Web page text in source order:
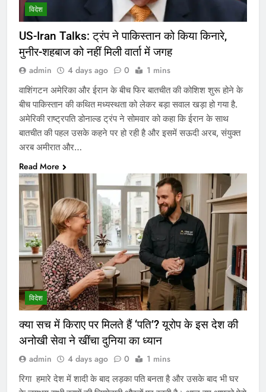
विदेश
US-Iran Talks: ट्रंप ने पाकिस्तान को किया किनारे,
मुनीर-शहबाज को नहीं मिली वार्ता में जगह
admin 4 days ago 0 1 mins
वाशिंगटन अमेरिका और ईरान के बीच फिर बातचीत की कोशिश शुरू होने के
बीच पाकिस्तान की कथित मध्यस्थता को लेकर बड़ा सवाल खड़ा हो गया है.
अमेरिकी राष्ट्रपति डोनाल्ड ट्रंप ने सोमवार को कहा कि ईरान के साथ
बातचीत की पहल उसके कहने पर हो रही है और इसमें सऊदी अरब, संयुक्त
अरब अमीरात और…
Read More
विदेश
क्या सच में किराए पर मिलते हैं ‘पति’? यूरोप के इस देश की
अनोखी सेवा ने खींचा दुनिया का ध्यान
admin 4 days ago 0 1 mins
रिगा हमारे देश में शादी के बाद लड़का पति बनता है और उसके बाद भी घर